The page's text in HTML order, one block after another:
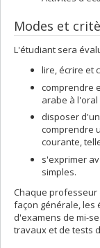
Modes et
L'étudiant sera
lire, écrire et
comprendre
arabe à
disposer
comprendre
courante,
s'exprimer
simples.
Chaque professeur
façon générale, les
d'examens de mi-
travaux et de tests